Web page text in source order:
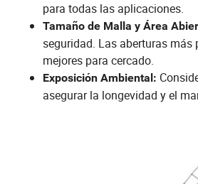
para todas las aplicaciones.
Tamaño de Malla y Área
seguridad. Las aberturas
mejores para cercado.
Exposición Ambiental:
asegurar la longevidad y el